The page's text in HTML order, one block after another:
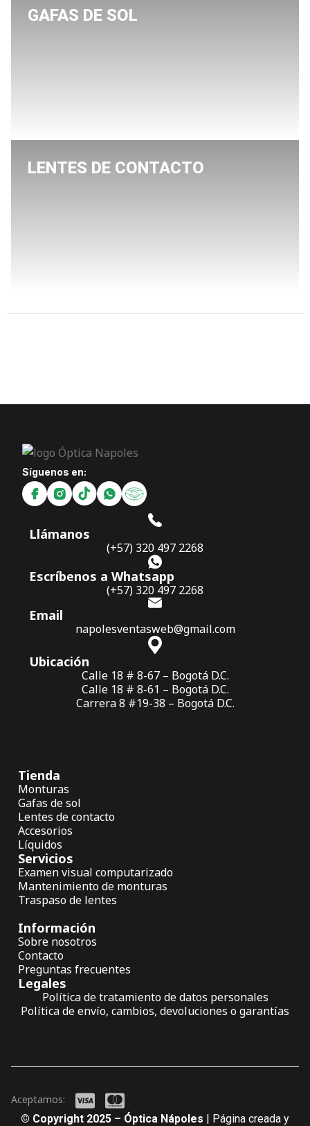
GAFAS DE SOL
LENTES DE CONTACTO
Síguenos en:
Llámanos
(+57) 320 497 2268
Escríbenos a Whatsapp
(+57) 320 497 2268
Email
napolesventasweb@gmail.com
Ubicación
Calle 18 # 8-67 – Bogotá D.C.
Calle 18 # 8-61 – Bogotá D.C.
Carrera 8 #19-38 – Bogotá D.C.
Tienda
Monturas
Gafas de sol
Lentes de contacto
Accesorios
Líquidos
Servicios
Examen visual computarizado
Mantenimiento de monturas
Traspaso de lentes
Información
Sobre nosotros
Contacto
Preguntas frecuentes
Legales
Política de tratamiento de datos personales
Política de envío, cambios, devoluciones o garantías
© Copyright 2025 – Óptica Nápoles | Página creada y
Aceptamos: